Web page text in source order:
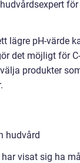
lägre pH-värde
det möjligt för
produkter
hudvård
visat sig ha